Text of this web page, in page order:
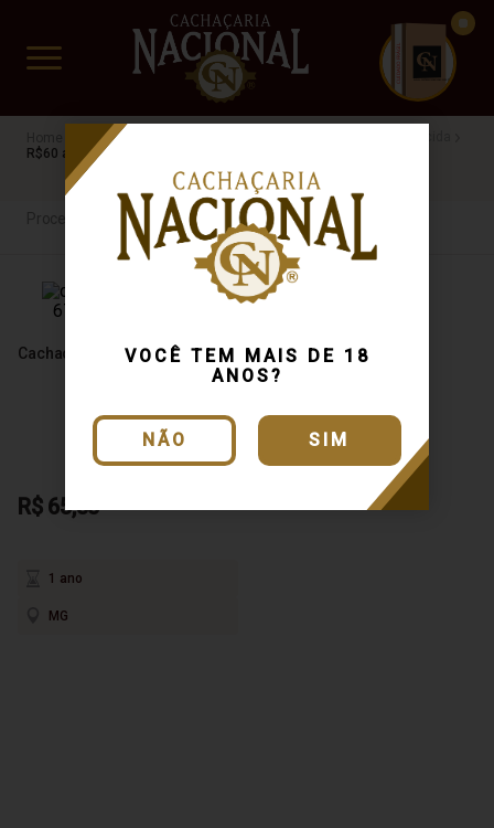
VOCÊ TEM MAIS DE 18
ANOS?
NÃO SIM
www.cachacarianacional.com.br
CUIDADO FRÁGIL
Cachaça
R$60 a R$100
Processo de Produção
Cachaça Claudionor 670ml
R$ 65,55
1 ano
MG